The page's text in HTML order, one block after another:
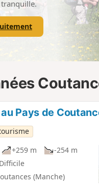
tranquille.
Pays de
+259 m
-254 m
Difficile
(Manche)